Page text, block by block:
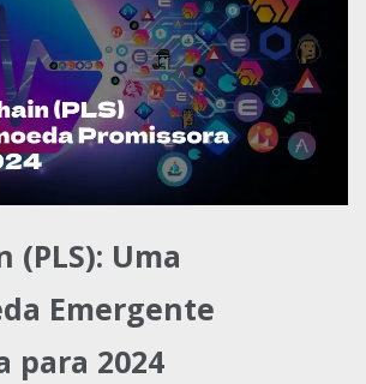
(PLS): Uma
Emergente
para 2024